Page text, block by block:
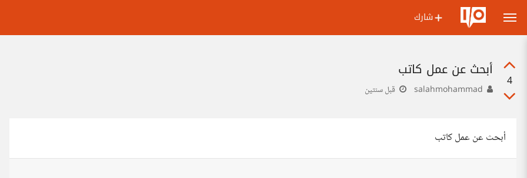
شارك
4
أبحث عن عمل كاتب
قبل سنتين
أبحث عن عمل كاتب